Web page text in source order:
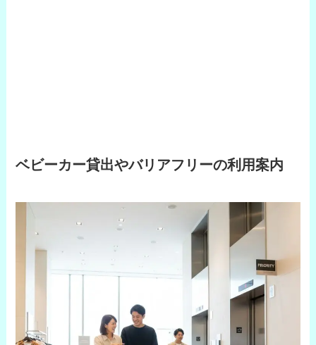
ベビーカー貸出やバリアフリーの利用案内